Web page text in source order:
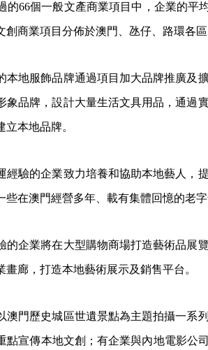
的66個一般文產商業項目中，企業的
創商業項目分佈於澳門、氹仔、路環各
本地服飾品牌通過項目加大品牌推廣及
象品牌，設計大量生活文具用品，通過
本地品牌。
經驗的企業致力培養和協助本地藝人，
在澳門經營多年、載有集體回憶的老
的企業將在大型購物商場打造藝術品展
廊，打造本地藝術展示及銷售平台。
澳門歷史城區世遺景點為主題拍攝一系
點宣傳本地文創；有企業與內地電影